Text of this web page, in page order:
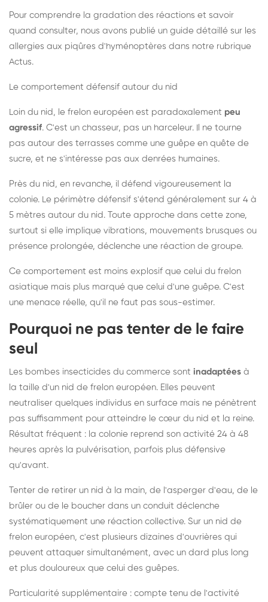
Pour comprendre la gradation des réactions et savoir
quand consulter, nous avons publié un guide détaillé sur les
allergies aux piqûres d'hyménoptères dans notre rubrique
Actus.
Le comportement défensif autour du nid
Loin du nid, le frelon européen est paradoxalement peu
agressif. C'est un chasseur, pas un harceleur. Il ne tourne
pas autour des terrasses comme une guêpe en quête de
sucre, et ne s'intéresse pas aux denrées humaines.
Près du nid, en revanche, il défend vigoureusement la
colonie. Le périmètre défensif s'étend généralement sur 4 à
5 mètres autour du nid. Toute approche dans cette zone,
surtout si elle implique vibrations, mouvements brusques ou
présence prolongée, déclenche une réaction de groupe.
Ce comportement est moins explosif que celui du frelon
asiatique mais plus marqué que celui d'une guêpe. C'est
une menace réelle, qu'il ne faut pas sous-estimer.
Pourquoi ne pas tenter de le faire
seul
Les bombes insecticides du commerce sont inadaptées à
la taille d'un nid de frelon européen. Elles peuvent
neutraliser quelques individus en surface mais ne pénètrent
pas suffisamment pour atteindre le cœur du nid et la reine.
Résultat fréquent : la colonie reprend son activité 24 à 48
heures après la pulvérisation, parfois plus défensive
qu'avant.
Tenter de retirer un nid à la main, de l'asperger d'eau, de le
brûler ou de le boucher dans un conduit déclenche
systématiquement une réaction collective. Sur un nid de
frelon européen, c'est plusieurs dizaines d'ouvrières qui
peuvent attaquer simultanément, avec un dard plus long
et plus douloureux que celui des guêpes.
Particularité supplémentaire : compte tenu de l'activité